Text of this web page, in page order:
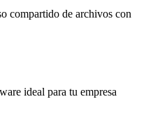
compartido de archivos con
ideal para tu empresa